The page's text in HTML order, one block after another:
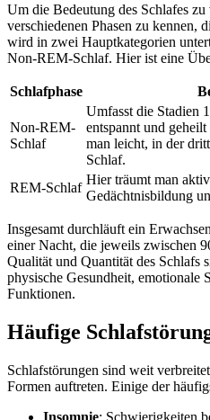
Um die Bedeutung des Schlafes
verschiedenen Phasen zu kennen,
wird in zwei Hauptkategorien
Non-REM-Schlaf. Hier ist eine
Schlafphase
Non-REM-
Schlaf
Umfasst die Stadien
entspannt und
man leicht, in der
Schlaf.
REM-Schlaf
Hier träumt man
Gedächtnisbildung
Insgesamt durchläuft ein
einer Nacht, die jeweils zwischen
Qualität und Quantität des Schlafs
physische Gesundheit, emotionale
Funktionen.
Häufige
Schlafstörungen sind weit
Formen auftreten. Einige der
Insomnie: Schwierigkeiten